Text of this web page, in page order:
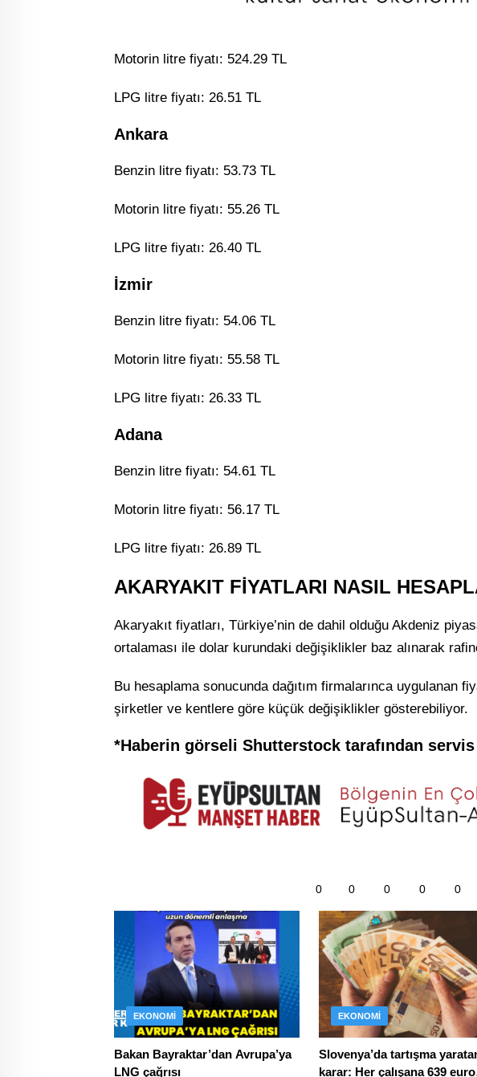
Motorin litre fiyatı: 524.29 TL
LPG litre fiyatı: 26.51 TL
Ankara
Benzin litre fiyatı: 53.73 TL
Motorin litre fiyatı: 55.26 TL
LPG litre fiyatı: 26.40 TL
İzmir
Benzin litre fiyatı: 54.06 TL
Motorin litre fiyatı: 55.58 TL
LPG litre fiyatı: 26.33 TL
Adana
Benzin litre fiyatı: 54.61 TL
Motorin litre fiyatı: 56.17 TL
LPG litre fiyatı: 26.89 TL
AKARYAKIT FİYATLARI NASIL
Akaryakıt fiyatları, Türkiye’nin de dahil olduğu Akdeniz
ortalaması ile dolar kurundaki değişiklikler baz alınarak
Bu hesaplama sonucunda dağıtım firmalarınca uygulanan
şirketler ve kentlere göre küçük değişiklikler gösterebiliyor.
*Haberin görseli Shutterstock tarafından
0 0 0 0 0
EKONOMI
Bakan Bayraktar’dan Avrupa’ya
LNG çağrısı
EKONOMI
Slovenya’da tartışma
karar: Her çalışana 639 euro